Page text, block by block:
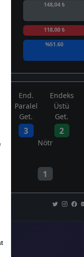
148,04 ₺
118,00 ₺
%51.60
End.
Paralel
Get.
3
Endeks
Üstü
Get.
2
Nötr
1